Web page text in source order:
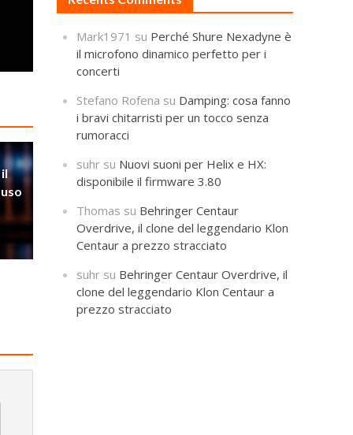
il
Mark1971 su Perché Shure Nexadyne è
il microfono dinamico perfetto per i
concerti
Stefano Rofena su Damping: cosa fanno
i bravi chitarristi per un tocco senza
rumoracci
suhr su Nuovi suoni per Helix e HX:
disponibile il firmware 3.80
Thomas su Behringer Centaur
Overdrive, il clone del leggendario Klon
Centaur a prezzo stracciato
suhr su Behringer Centaur Overdrive, il
clone del leggendario Klon Centaur a
prezzo stracciato